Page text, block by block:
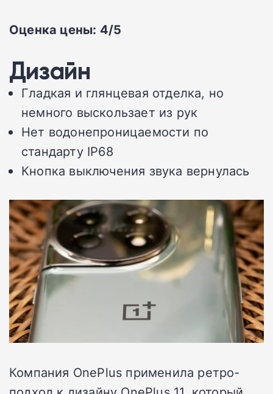
Оценка цены: 4/5
Дизайн
Гладкая и глянцевая отделка, но
немного выскользает из рук
Нет водонепроницаемости по
стандарту IP68
Кнопка выключения звука вернулась
Компания OnePlus применила ретро-